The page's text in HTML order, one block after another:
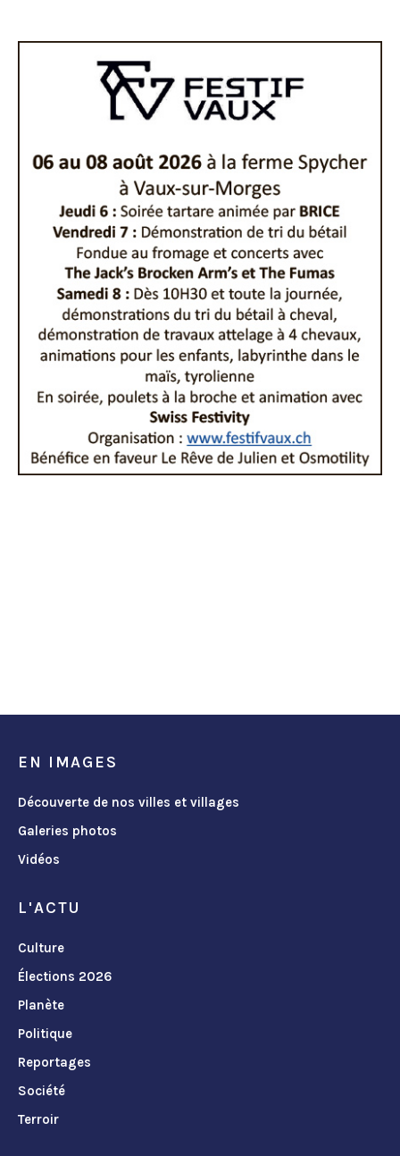
EN IMAGES
Découverte de nos villes et villages
Galeries photos
Vidéos
L'ACTU
Culture
Élections 2026
Planète
Politique
Reportages
Société
Terroir